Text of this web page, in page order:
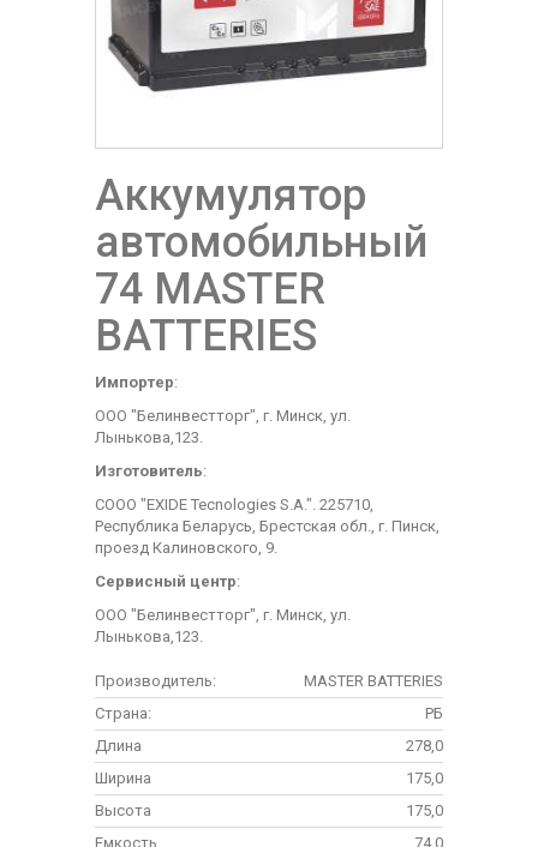
Аккумулятор
автомобильный
74 MASTER
BATTERIES
Импортер:
ООО "Белинвестторг", г. Минск, ул.
Лынькова,123.
Изготовитель:
СООО "EXIDE Tecnologies S.A.". 225710,
Республика Беларусь, Брестская обл., г. Пинск,
проезд Калиновского, 9.
Сервисный центр:
ООО "Белинвестторг", г. Минск, ул.
Лынькова,123.
Производитель:
MASTER BATTERIES
Страна:
РБ
Длина
278,0
Ширина
175,0
Высота
175,0
Емкость
74,0